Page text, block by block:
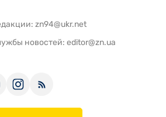
zn94@ukr.net
новостей: editor@zn.ua